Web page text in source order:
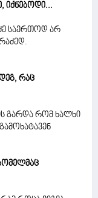
იქნებოდი...
საერთოდ არ
რაც
გარდა რომ ხალხი